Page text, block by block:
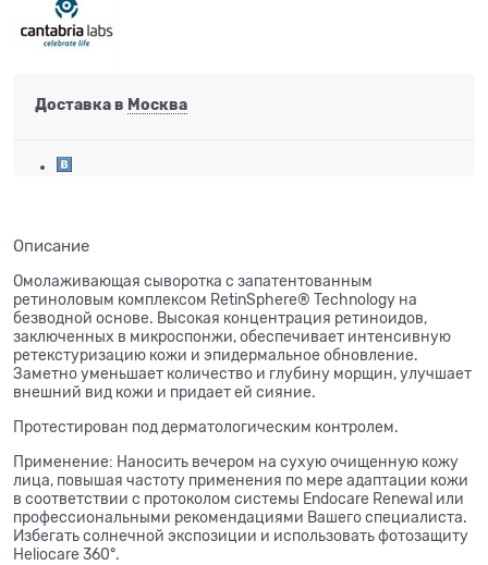
Доставка в Москва
Описание
Омолаживающая сыворотка с запатентованным
ретиноловым комплексом RetinSphere® Technology на
безводной основе. Высокая концентрация ретиноидов,
заключенных в микроспонжи, обеспечивает интенсивную
ретекстуризацию кожи и эпидермальное обновление.
Заметно уменьшает количество и глубину морщин, улучшает
внешний вид кожи и придает ей сияние.
Протестирован под дерматологическим контролем.
Применение: Наносить вечером на сухую очищенную кожу
лица, повышая частоту применения по мере адаптации кожи
в соответствии с протоколом системы Endocare Renewal или
профессиональными рекомендациями Вашего специалиста.
Избегать солнечной экспозиции и использовать фотозащиту
Heliocare 360°.